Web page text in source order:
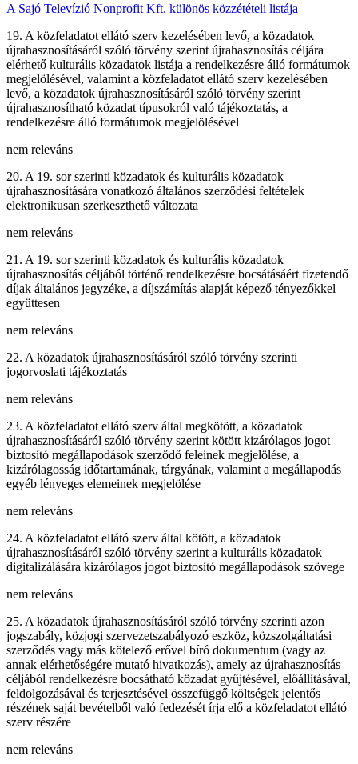
A Sajó Televízió Nonprofit Kft. különös közzétételi listája
19. A közfeladatot ellátó szerv kezelésében levő, a közadatok
újrahasznosításáról szóló törvény szerint újrahasznosítás céljára
elérhető kulturális közadatok listája a rendelkezésre álló formátumok
megjelölésével, valamint a közfeladatot ellátó szerv kezelésében
levő, a közadatok újrahasznosításáról szóló törvény szerint
újrahasznosítható közadat típusokról való tájékoztatás, a
rendelkezésre álló formátumok megjelölésével
nem releváns
20. A 19. sor szerinti közadatok és kulturális közadatok
újrahasznosítására vonatkozó általános szerződési feltételek
elektronikusan szerkeszthető változata
nem releváns
21. A 19. sor szerinti közadatok és kulturális közadatok
újrahasznosítás céljából történő rendelkezésre bocsátásáért fizetendő
díjak általános jegyzéke, a díjszámítás alapját képező tényezőkkel
együttesen
nem releváns
22. A közadatok újrahasznosításáról szóló törvény szerinti
jogorvoslati tájékoztatás
nem releváns
23. A közfeladatot ellátó szerv által megkötött, a közadatok
újrahasznosításáról szóló törvény szerint kötött kizárólagos jogot
biztosító megállapodások szerződő feleinek megjelölése, a
kizárólagosság időtartamának, tárgyának, valamint a megállapodás
egyéb lényeges elemeinek megjelölése
nem releváns
24. A közfeladatot ellátó szerv által kötött, a közadatok
újrahasznosításáról szóló törvény szerint a kulturális közadatok
digitalizálására kizárólagos jogot biztosító megállapodások szövege
nem releváns
25. A közadatok újrahasznosításáról szóló törvény szerinti azon
jogszabály, közjogi szervezetszabályozó eszköz, közszolgáltatási
szerződés vagy más kötelező erővel bíró dokumentum (vagy az
annak elérhetőségére mutató hivatkozás), amely az újrahasznosítás
céljából rendelkezésre bocsátható közadat gyűjtésével, előállításával,
feldolgozásával és terjesztésével összefüggő költségek jelentős
részének saját bevételből való fedezését írja elő a közfeladatot ellátó
szerv részére
nem releváns